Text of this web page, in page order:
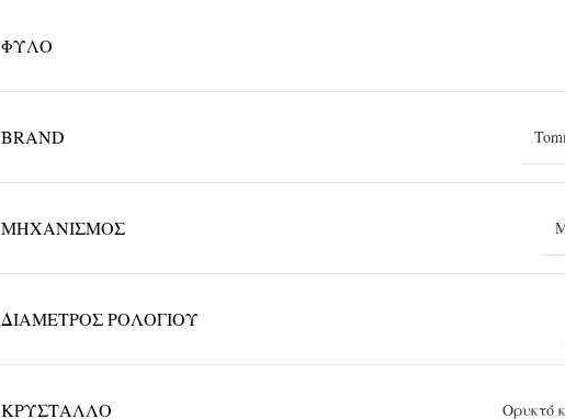
ΦΎΛΟ
BRAND
ΜΗΧΑΝΙΣΜΌΣ
ΔΙΆΜΕΤΡΟΣ ΡΟΛΟΓΙΟΎ
ΚΡΎΣΤΑΛΛΟ Ορυκτό